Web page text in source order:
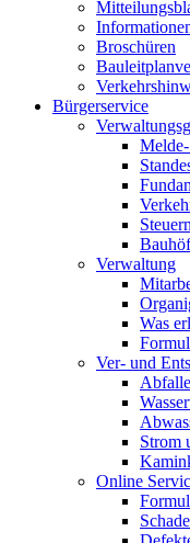
Broschüren
Bürgerservice
Verwaltung
Was
Ver- und
Strom
Online